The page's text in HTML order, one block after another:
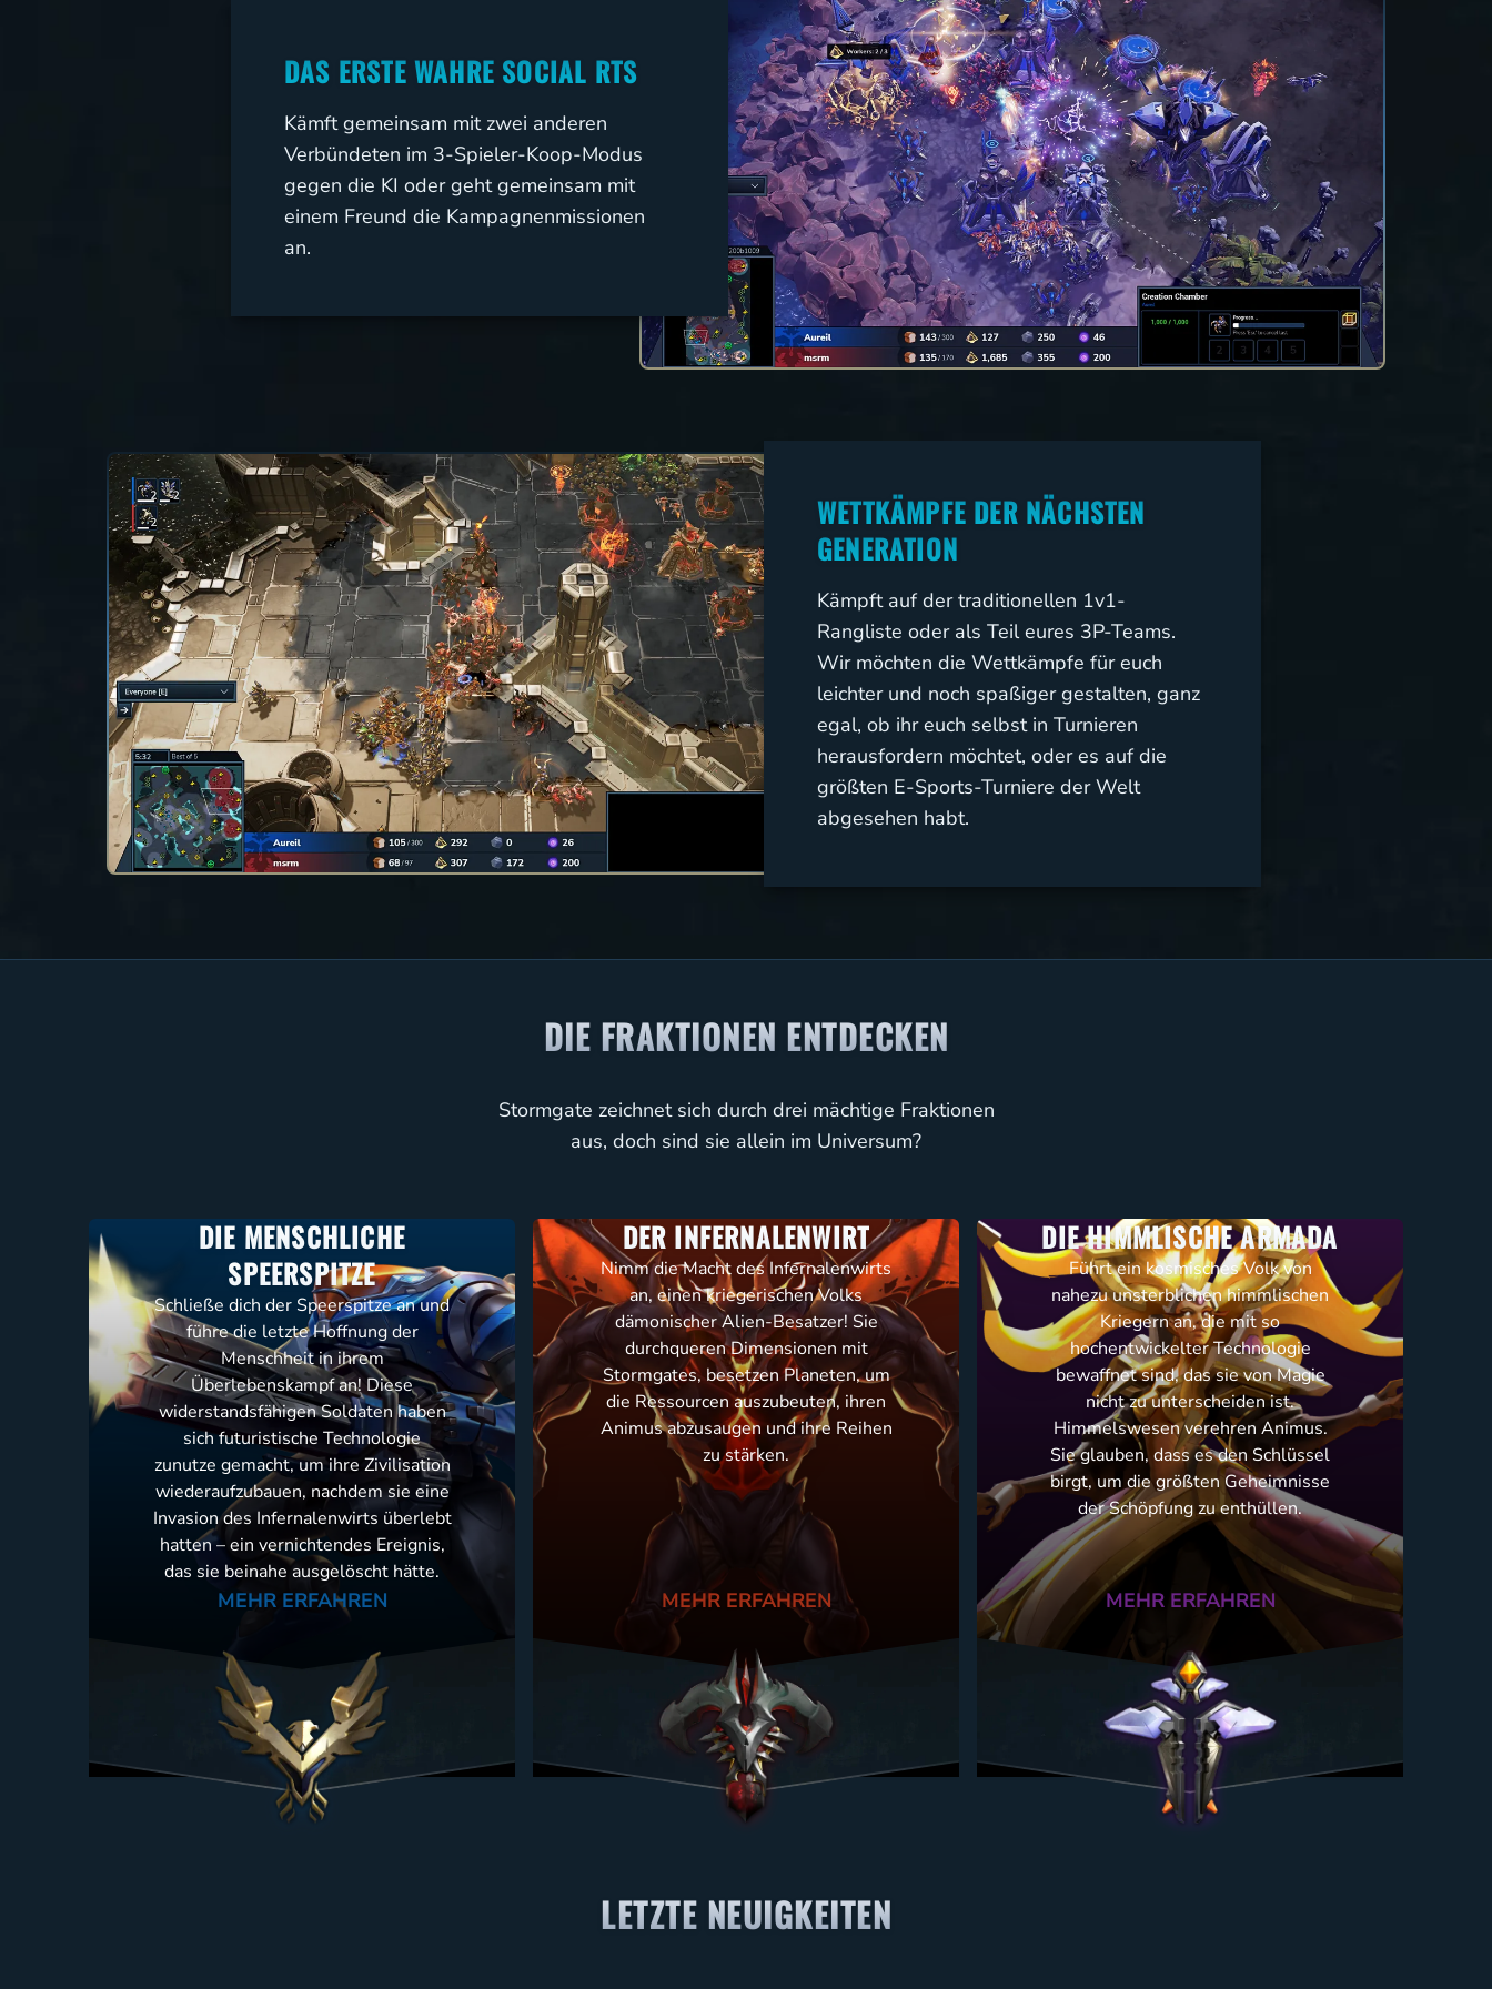
DAS ERSTE WAHRE SOCIAL RTS
Kämft gemeinsam mit zwei anderen
Verbündeten im 3-Spieler-Koop-Modus
gegen die KI oder geht gemeinsam mit
einem Freund die Kampagnenmissionen
an.
WETTKÄMPFE DER NÄCHSTEN
GENERATION
Kämpft auf der traditionellen 1v1-
Rangliste oder als Teil eures 3P-Teams.
Wir möchten die Wettkämpfe für euch
leichter und noch spaßiger gestalten, ganz
egal, ob ihr euch selbst in Turnieren
herausfordern möchtet, oder es auf die
größten E-Sports-Turniere der Welt
abgesehen habt.
DIE FRAKTIONEN ENTDECKEN
Stormgate zeichnet sich durch drei mächtige Fraktionen
aus, doch sind sie allein im Universum?
DIE MENSCHLICHE
SPEERSPITZE
Schließe dich der Speerspitze an und
führe die letzte Hoffnung der
Menschheit in ihrem
Überlebenskampf an! Diese
widerstandsfähigen Soldaten haben
sich futuristische Technologie
zunutze gemacht, um ihre Zivilisation
wiederaufzubauen, nachdem sie eine
Invasion des Infernalenwirts überlebt
hatten – ein vernichtendes Ereignis,
das sie beinahe ausgelöscht hätte.
MEHR ERFAHREN
DER INFERNALENWIRT
Nimm die Macht des Infernalenwirts
an, einen kriegerischen Volks
dämonischer Alien-Besatzer! Sie
durchqueren Dimensionen mit
Stormgates, besetzen Planeten, um
die Ressourcen auszubeuten, ihren
Animus abzusaugen und ihre Reihen
zu stärken.
MEHR ERFAHREN
DIE HIMMLISCHE ARMADA
Führt ein kosmisches Volk von
nahezu unsterblichen himmlischen
Kriegern an, die mit so
hochentwickelter Technologie
bewaffnet sind, das sie von Magie
nicht zu unterscheiden ist.
Himmelswesen verehren Animus.
Sie glauben, dass es den Schlüssel
birgt, um die größten Geheimnisse
der Schöpfung zu enthüllen.
MEHR ERFAHREN
LETZTE NEUIGKEITEN